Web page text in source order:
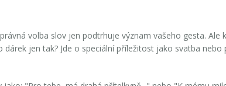
volba slov jen podtrhuje význam vašeho gesta. Ale
jen tak? Jde o speciální příležitost jako svatba